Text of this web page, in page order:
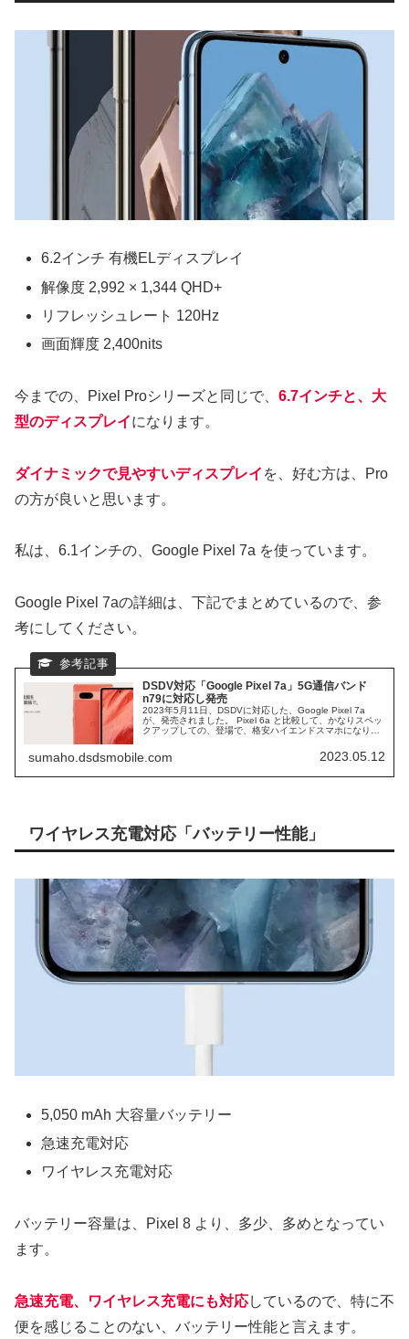
6.2インチ 有機ELディスプレイ
解像度 2,992 × 1,344 QHD+
リフレッシュレート 120Hz
画面輝度 2,400nits
今までの、Pixel Proシリーズと同じで、 6.7インチと、大
型のディスプレイになります。
ダイナミックで見やすいディスプレイ を、好む方は、Pro
の方が良いと思います。
私は、6.1インチの、Google Pixel 7a を使っています。
Google Pixel 7aの詳細は、下記でまとめているので、参
考にしてください。
DSDV対応「Google Pixel 7a」5G通信バンド
n79に対応し発売
2023年5月11日、DSDVに対応した、Google Pixel 7a
が、発売されました。 Pixel 6a と比較して、かなりスペッ
クアップしての、登場で、格安ハイエンドスマホになりま
sumaho.dsdsmobile.com 2023.05.12
ワイヤレス充電対応「バッテリー性能」
5,050 mAh 大容量バッテリー
急速充電対応
ワイヤレス充電対応
バッテリー容量は、Pixel 8 より、多少、多めとなってい
ます。
急速充電、ワイヤレス充電にも対応しているので、特に不
便を感じることのない、バッテリー性能と言えます。